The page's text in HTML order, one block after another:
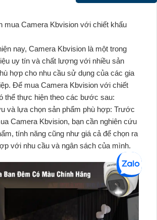
mua Camera Kbvision với chiết khấu
nay, Camera Kbvision là một trong
uy tín và chất lượng với nhiều sản
hợp cho nhu cầu sử dụng của các gia
Để mua Camera Kbvision với chiết
thể thực hiện theo các bước sau:
và lựa chọn sản phẩm phù hợp: Trước
Camera Kbvision, bạn cần nghiên cứu
tính năng cũng như giá cả để chọn ra
với nhu cầu và ngân sách của mình.